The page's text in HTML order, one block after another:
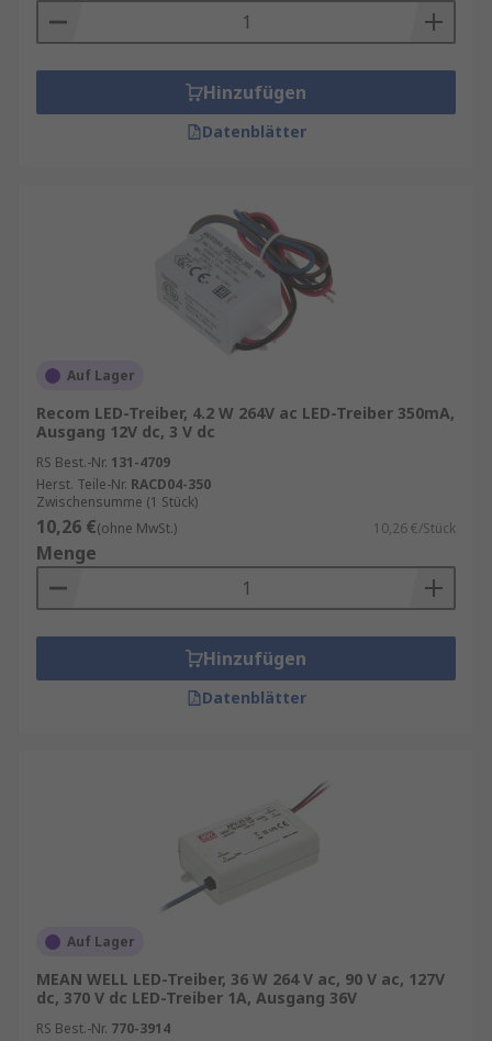
Hinzufügen
Datenblätter
Auf Lager
Recom LED-Treiber, 4.2 W 264V ac LED-Treiber 350mA,
Ausgang 12V dc, 3 V dc
RS Best.-Nr. 131-4709
Herst. Teile-Nr. RACD04-350
Zwischensumme (1 Stück)
10,26 €(ohne MwSt.) 10,26 €/Stück
Menge
Hinzufügen
Datenblätter
Auf Lager
MEAN WELL LED-Treiber, 36 W 264 V ac, 90 V ac, 127V
dc, 370 V dc LED-Treiber 1A, Ausgang 36V
RS Best.-Nr. 770-3914